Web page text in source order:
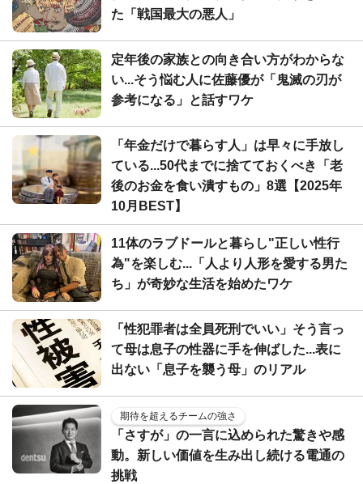
た「戦国最大の悪人」
定年後の家族との向き合い方がわからな
い...そう悩む人に佐藤優が「鬼滅の刃が
参考になる」と話すワケ
「年金だけで暮らす人」は早々に手放し
ている...50代までに捨てておくべき「老
後のお金を食い潰すもの」8選【2025年
10月BEST】
11体のラブドールと暮らし"正しい性行
為"を楽しむ...「人より人形を愛する男た
ち」が奇妙な生活を始めたワケ
「性犯罪者は全員死刑でいい」そう言っ
て母は息子の性器に手を伸ばした...表に
出ない「息子を襲う母」のリアル
期待を超えるチームの強さ
「さすが」の一言に込められた驚きや感
動。新しい価値を生み出し続ける電通の
挑戦